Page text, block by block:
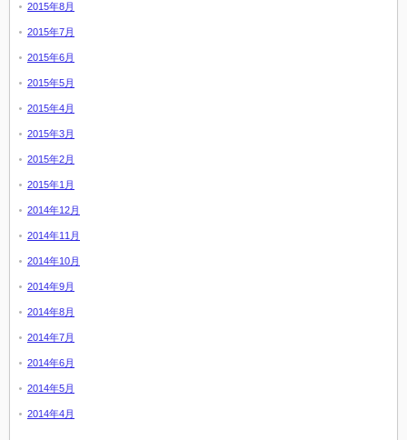
2015年8月
2015年7月
2015年6月
2015年5月
2015年4月
2015年3月
2015年2月
2015年1月
2014年12月
2014年11月
2014年10月
2014年9月
2014年8月
2014年7月
2014年6月
2014年5月
2014年4月